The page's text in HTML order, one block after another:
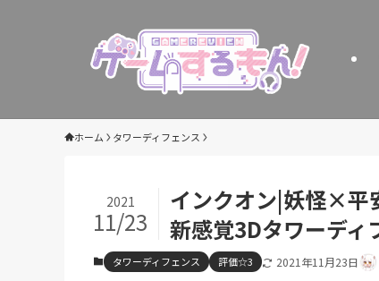
ホーム タワーディフェンス
インクオン|妖怪×平
新感覚3Dタワーディ
2021
11/23
タワーディフェンス 評価☆3 2021年11月23日